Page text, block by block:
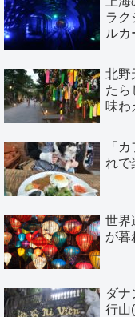
ラク
ルカ
北野
たら
味わ
「
れで
世界
が暮
ダナ
行山